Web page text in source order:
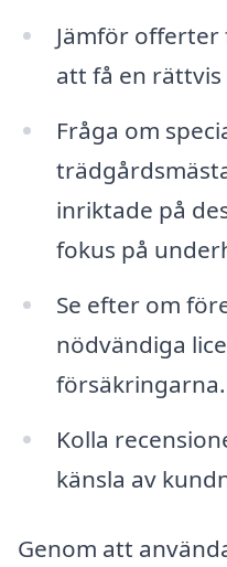
Jämför
att få en rättvis
Fråga om
inriktade på
fokus på
Se efter om
nödvändiga
försäkringarna.
Kolla
känsla av
Genom att